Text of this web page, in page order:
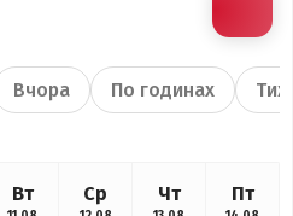
Вчора По годинах
Вт Ср Чт Пт